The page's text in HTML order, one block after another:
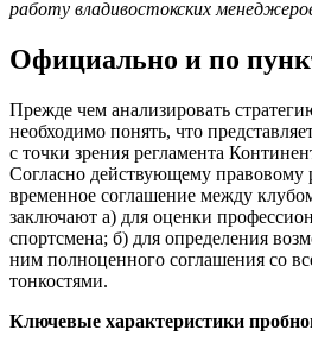
работу владивостокских
Официально и по
Прежде чем анализировать
необходимо понять, что
с точки зрения регламента
Согласно действующему правовому
временное соглашение между
заключают а) для оценки
спортсмена; б) для определения
ним полноценного соглашения со
тонкостями.
Ключевые характеристики